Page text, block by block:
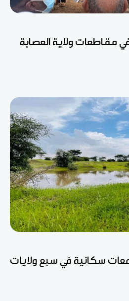
مقاطعات ولاية العصابة
سكانية في سبع ولايات